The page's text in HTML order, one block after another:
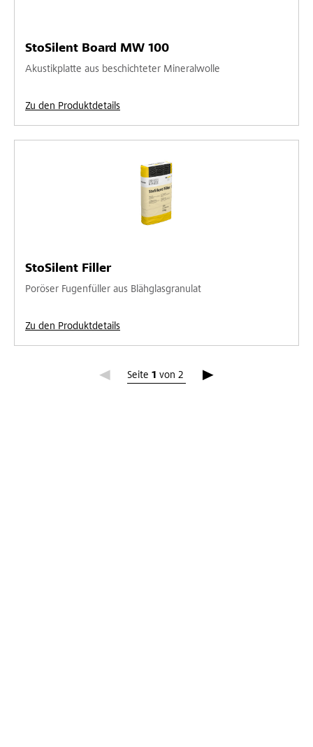
StoSilent Board MW 100
Akustikplatte aus beschichteter Mineralwolle
Zu den Produktdetails
StoSilent Filler
Poröser Fugenfüller aus Blähglasgranulat
Zu den Produktdetails
Seite 1 von 2
Seite 1